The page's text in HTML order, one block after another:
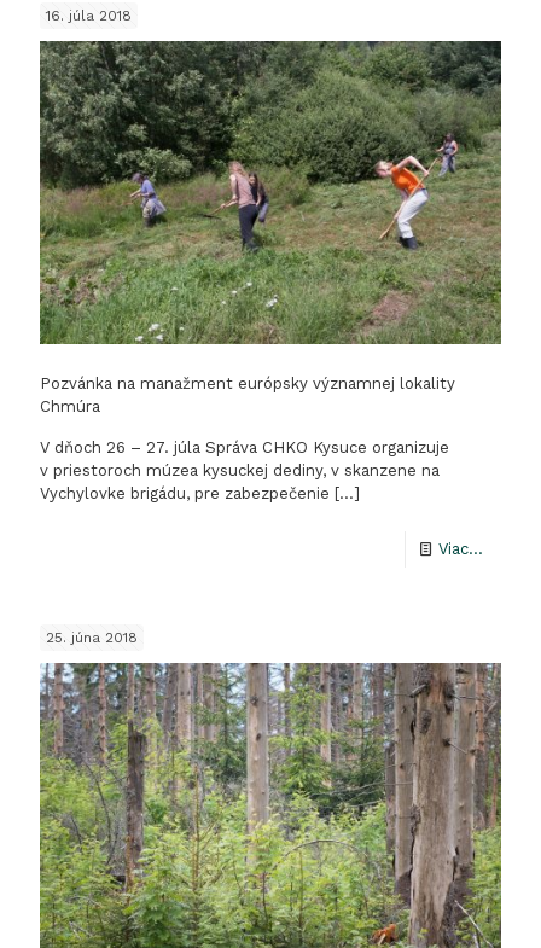
16. júla 2018
Pozvánka na manažment európsky významnej lokality
Chmúra
V dňoch 26 – 27. júla Správa CHKO Kysuce organizuje
v priestoroch múzea kysuckej dediny, v skanzene na
Vychylovke brigádu, pre zabezpečenie […]
Viac...
lokality
Chmúra
25. júna 2018